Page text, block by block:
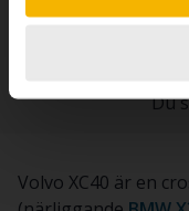
Du
Volvo XC40 är en